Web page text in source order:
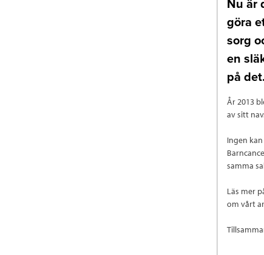
Nu är
göra
sorg
en
på
År 2013
av sitt
Ingen
samma
Läs mer
om vårt